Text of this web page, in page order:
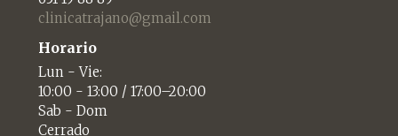
clinicatrajano@gmail.com
Horario
Lun - Vie:
10:00 - 13:00 / 17:00–20:00
Sab - Dom
Cerrado